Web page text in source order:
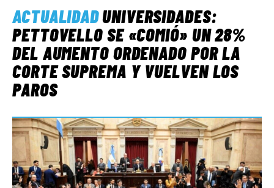
ACTUALIDADUNIVERSIDADES:
PETTOVELLO SE «COMIÓ» UN 28%
DEL AUMENTO ORDENADO POR LA
CORTE SUPREMA Y VUELVEN LOS
PAROS